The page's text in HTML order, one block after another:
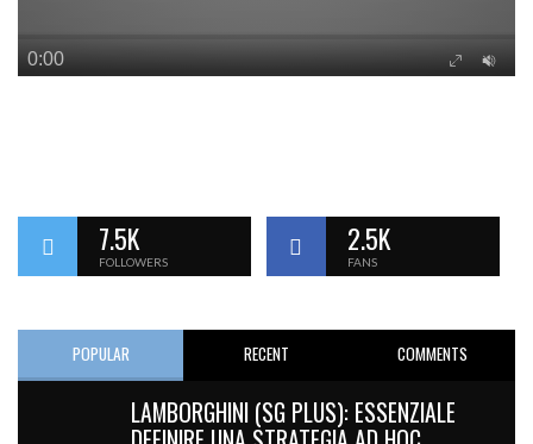
7.5K
FOLLOWERS
2.5K
FANS
POPULAR RECENT COMMENTS
LAMBORGHINI (SG PLUS): ESSENZIALE